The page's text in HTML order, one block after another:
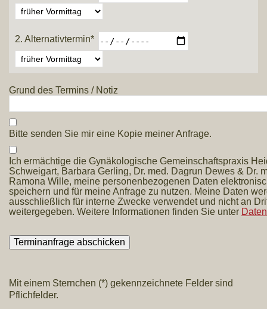
2. Alternativtermin*
Grund des Termins / Notiz
Bitte senden Sie mir eine Kopie meiner Anfrage.
Ich ermächtige die Gynäkologische Gemeinschaftspraxis
Schweigart, Barbara Gerling, Dr. med. Dagrun Dewes & Dr.
Ramona Wille, meine personenbezogenen Daten
speichern und für meine Anfrage zu nutzen. Meine Daten
ausschließlich für interne Zwecke verwendet und nicht an
weitergegeben. Weitere Informationen finden Sie unter
Mit einem Sternchen (*) gekennzeichnete Felder sind
Pflichfelder.